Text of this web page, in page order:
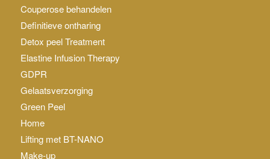
Couperose behandelen
Definitieve ontharing
Detox peel Treatment
Elastine Infusion Therapy
GDPR
Gelaatsverzorging
Green Peel
Home
Lifting met BT-NANO
Make-up